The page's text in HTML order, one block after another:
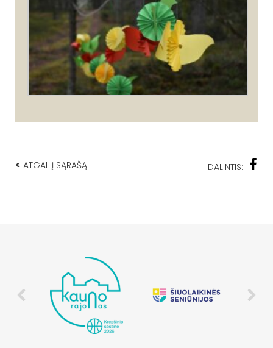
< ATGAL Į SĄRAŠĄ DALINTIS: